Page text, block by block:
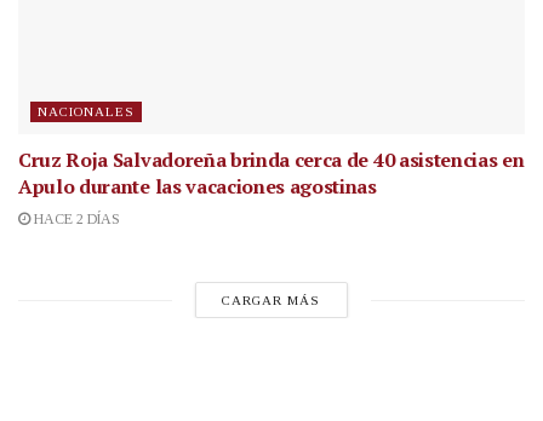
NACIONALES
Cruz Roja Salvadoreña brinda cerca de 40 asistencias en
Apulo durante las vacaciones agostinas
HACE 2 DÍAS
CARGAR MÁS